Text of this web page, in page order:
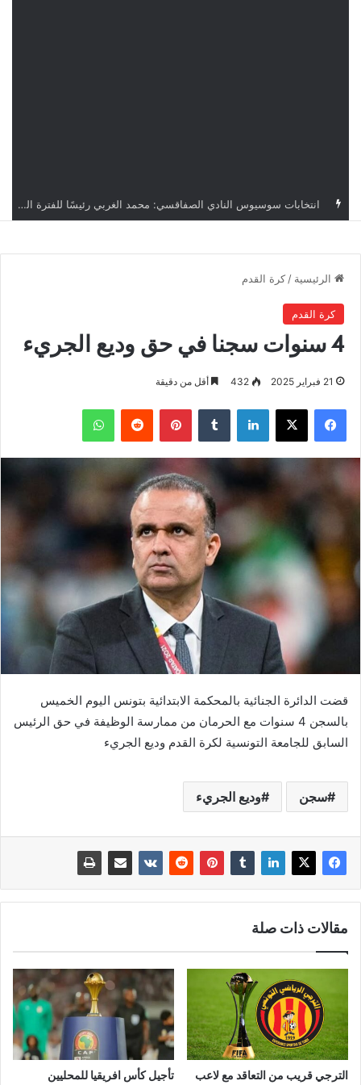
الرئيسية / كرة القدم
كرة القدم
4 سنوات سجنا في حق وديع الجريء
21 فبراير 2025 432 أقل من دقيقة
فيسبوك ‫X لينكدإن بينتيريست واتساب
قضت الدائرة الجنائية بالمحكمة الابتدائية بتونس اليوم الخميس
بالسجن 4 سنوات مع الحرمان من ممارسة الوظيفة في حق الرئيس
السابق للجامعة التونسية لكرة القدم وديع الجريء
سجن وديع الجريء
مقالات ذات صلة
الترجي قريب من التعاقد مع لاعب
تأجيل كأس افريقيا للمحليين